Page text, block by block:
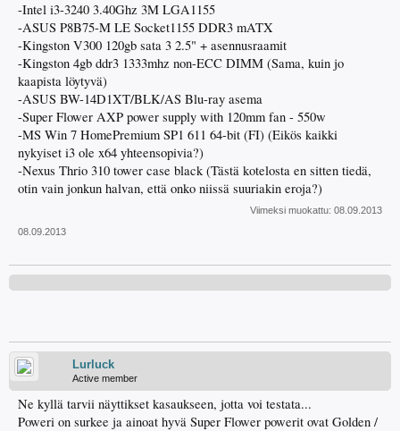
-Intel i3-3240 3.40Ghz 3M LGA1155
-ASUS P8B75-M LE Socket1155 DDR3 mATX
-Kingston V300 120gb sata 3 2.5" + asennusraamit
-Kingston 4gb ddr3 1333mhz non-ECC DIMM (Sama, kuin jo
kaapista löytyvä)
-ASUS BW-14D1XT/BLK/AS Blu-ray asema
-Super Flower AXP power supply with 120mm fan - 550w
-MS Win 7 HomePremium SP1 611 64-bit (FI) (Eikös kaikki
nykyiset i3 ole x64 yhteensopivia?)
-Nexus Thrio 310 tower case black (Tästä kotelosta en sitten tiedä,
otin vain jonkun halvan, että onko niissä suuriakin eroja?)
Viimeksi muokattu: 08.09.2013
08.09.2013
Lurluck
Active member
Ne kyllä tarvii näyttikset kasaukseen, jotta voi testata...
Poweri on surkee ja ainoat hyvä Super Flower powerit ovat Golden /